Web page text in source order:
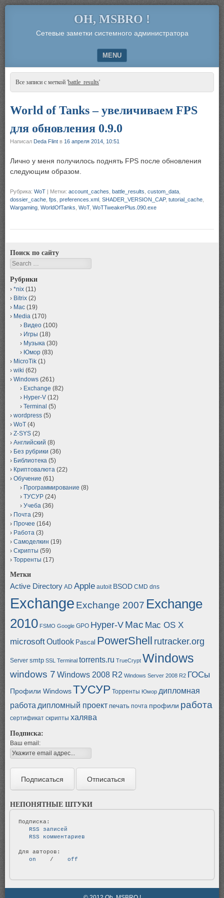
OH, MSBRO !
Сетевые заметки системного администратора
MENU
SKIP TO CONTENT
Все записи с меткой 'battle_results'
World of Tanks – увеличиваем FPS
для обновления 0.9.0
Написал Deda Flint в 16 апреля 2014, 10:51
Лично у меня получилось поднять FPS после обновления
следующим образом.
Рубрика: WoT | Метки: account_caches battle_results custom_data
dossier_cache fps preferences.xml SHADER_VERSION_CAP, tutorial_cache
Wargaming WorldOfTanks WoT, WoTTweakerPlus.090.exe
Поиск по сайту
Search
Рубрики
*nix (11)
Bitrix (2)
Mac (19)
Media (170)
Видео (100)
Игры (18)
Музыка (30)
Юмор (83)
MicroTik (1)
wiki (62)
Windows (261)
Exchange (82)
Hyper-V (12)
Terminal (5)
wordpress (5)
WoT (4)
Z-SYS (2)
Английский (8)
Без рубрики (36)
Библиотека (5)
Криптовалюта (22)
Обучение (61)
Программирование (8)
ТУСУР (24)
Учеба (36)
Почта (29)
Прочее (164)
Работа (3)
Самоделкин (19)
Скрипты (59)
Торренты (17)
Метки
Active Directory AD Apple autoit BSOD CMD dns
Exchange Exchange 2007 Exchange
2010 FSMO Google GPO Hyper-V Mac Mac OS X
microsoftOutlook Pascal PowerShell rutracker.org
Server smtp SSL Terminal torrents.ru TrueCrypt Windows
windows 7 Windows 2008 R2 Windows Server 2008 R2 ГОСы
Профили WindowsТУСУР Торренты Юмор дипломная
работа дипломный проект печать почта профили работа
сертификат скрипты халява
Подписка:
Ваш email:
НЕПОНЯТНЫЕ ШТУКИ
   RSS записей
   RSS комментариев
   on
/
   off